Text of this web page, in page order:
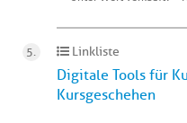
Linkliste
Digitale Tools für
Kursgeschehen